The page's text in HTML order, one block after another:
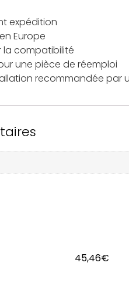
expédition
Europe
la compatibilité
une pièce de réemploi
recommandée par
45,46€